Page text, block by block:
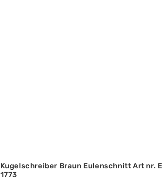
Kugelschreiber Braun Eulenschnitt Art nr. E
1773